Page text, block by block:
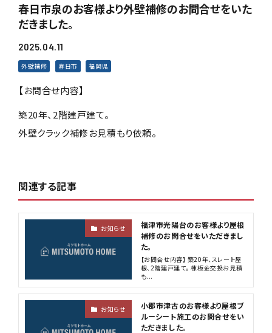
春日市泉のお客様より外壁補修のお問合せをいた
だきました。
2025.04.11
外壁補修 春日市 福岡県
【お問合せ内容】
築20年、2階建戸建て。
外壁クラック補修お見積もり依頼。
関連する記事
お知らせ
福津市光陽台のお客様より屋根
補修のお問合せをいただきまし
た。
【お問合せ内容】 築20年、スレート屋
根、2階建戸建て。 棟板金交換お見積
も...
お知らせ
小郡市津古のお客様より屋根ブ
ルーシート施工のお問合せをい
ただきました。